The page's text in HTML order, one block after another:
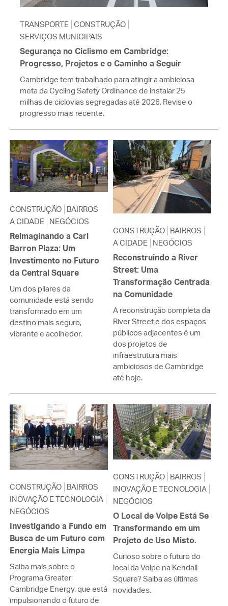
TRANSPORTE CONSTRUÇÃO
SERVIÇOS MUNICIPAIS
Segurança no Ciclismo em Cambridge:
Progresso, Projetos e o Caminho a Seguir
Cambridge tem trabalhado para atingir a ambiciosa
meta da Cycling Safety Ordinance de instalar 25
milhas de ciclovias segregadas até 2026. Revise o
progresso mais recente.
CONSTRUÇÃO BAIRROS
A CIDADE NEGÓCIOS
Reimaginando a Carl
Barron Plaza: Um
Investimento no Futuro
da Central Square
Um dos pilares da
comunidade está sendo
transformado em um
destino mais seguro,
vibrante e acolhedor.
CONSTRUÇÃO BAIRROS
A CIDADE NEGÓCIOS
Reconstruindo a River
Street: Uma
Transformação Centrada
na Comunidade
A reconstrução completa da
River Street e dos espaços
públicos adjacentes é um
dos projetos de
infraestrutura mais
ambiciosos de Cambridge
até hoje.
CONSTRUÇÃO BAIRROS
INOVAÇÃO E TECNOLOGIA
NEGÓCIOS
Investigando a Fundo em
Busca de um Futuro com
Energia Mais Limpa
Saiba mais sobre o
Programa Greater
Cambridge Energy, que está
impulsionando o futuro de
CONSTRUÇÃO BAIRROS
INOVAÇÃO E TECNOLOGIA
NEGÓCIOS
O Local de Volpe Está Se
Transformando em um
Projeto de Uso Misto.
Curioso sobre o futuro do
local da Volpe na Kendall
Square? Saiba as últimas
novidades.